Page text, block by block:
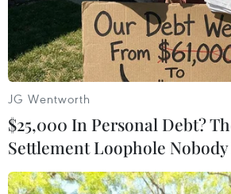
JG Wentworth
$25,000 In Personal Debt?
Settlement Loophole